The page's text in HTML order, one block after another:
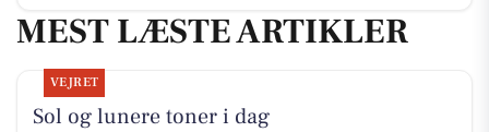
MEST LÆSTE ARTIKLER
VEJRET
Sol og lunere toner i dag